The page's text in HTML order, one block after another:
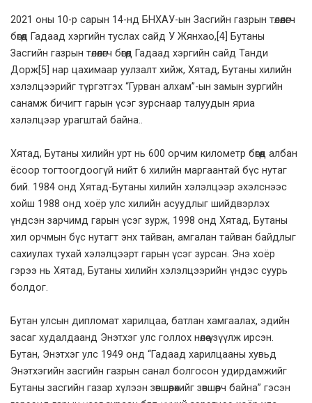
2021 оны 10-р сарын 14-нд БНХАУ-ын Засгийн газрын төлөөлөгч
бөгөөд Гадаад хэргийн туслах сайд У Жянхао,[4] Бутаны
Засгийн газрын төлөөлөгч бөгөөд Гадаад хэргийн сайд Танди
Дорж[5] нар цахимаар уулзалт хийж, Хятад, Бутаны хилийн
хэлэлцээрийг түргэтгэх “Гурван алхам”-ын замын зургийн
санамж бичигт гарын үсэг зурснаар талуудын яриа
хэлэлцээр урагштай байна..
Хятад, Бутаны хилийн урт нь 600 орчим километр бөгөөд албан
ёсоор тогтоогдоогүй нийт 6 хилийн маргаантай бүс нутаг
бий. 1984 онд Хятад-Бутаны хилийн хэлэлцээр эхэлснээс
хойш 1988 онд хоёр улс хилийн асуудлыг шийдвэрлэх
үндсэн зарчимд гарын үсэг зурж, 1998 онд Хятад, Бутаны
хил орчмын бүс нутагт энх тайван, амгалан тайван байдлыг
сахиулах тухай хэлэлцээрт гарын үсэг зурсан. Энэ хоёр
гэрээ нь Хятад, Бутаны хилийн хэлэлцээрийн үндэс суурь
болдог.
Бутан улсын дипломат харилцаа, батлан хамгаалах, эдийн
засаг худалдаанд Энэтхэг улс голлох нөлөө үзүүлж ирсэн.
Бутан, Энэтхэг улс 1949 онд “Гадаад харилцааны хувьд
Энэтхэгийн засгийн газрын санал болгосон удирдамжийг
Бутаны засгийн газар хүлээн зөвшөөрөхийг зөвшөөрч байна” гэсэн